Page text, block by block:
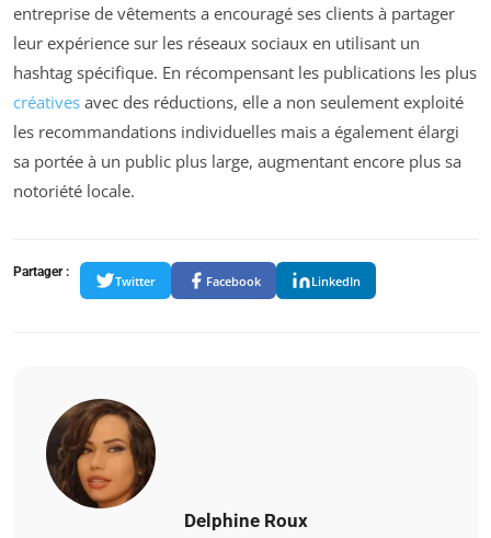
entreprise de vêtements a encouragé ses clients à partager
leur expérience sur les réseaux sociaux en utilisant un
hashtag spécifique. En récompensant les publications les plus
créatives avec des réductions, elle a non seulement exploité
les recommandations individuelles mais a également élargi
sa portée à un public plus large, augmentant encore plus sa
notoriété locale.
Partager :
Twitter Facebook LinkedIn
Delphine Roux